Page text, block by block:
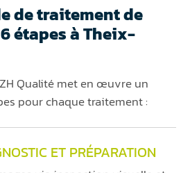
de traitement de
étapes à Theix-
Qualité met en œuvre un
pour chaque traitement :
ET PRÉPARATION